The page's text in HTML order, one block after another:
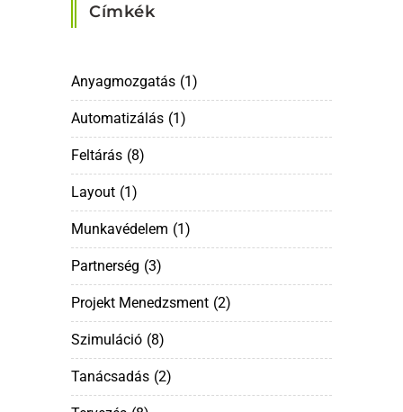
Címkék
Anyagmozgatás (1)
Automatizálás (1)
Feltárás (8)
Layout (1)
Munkavédelem (1)
Partnerség (3)
Projekt Menedzsment (2)
Szimuláció (8)
Tanácsadás (2)